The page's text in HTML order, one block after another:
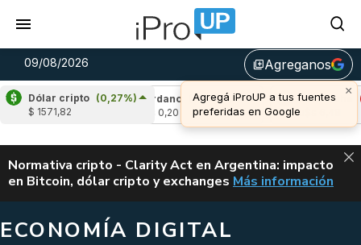
09/08/2026 library_addAgreganos
×
Agregá iProUP a tus fuentes
preferidas en Google
Dólar cripto (0,27%)
$ 1571,82
Cardano
(-1,40%)
Avalanche (-
u$s 6,48
ALERTA
Normativa cripto - Clarity Act en Argentina: impacto
en Bitcoin, dólar cripto y exchanges CLARITY ACT EN
Más información
ECONOMÍA DIGITAL